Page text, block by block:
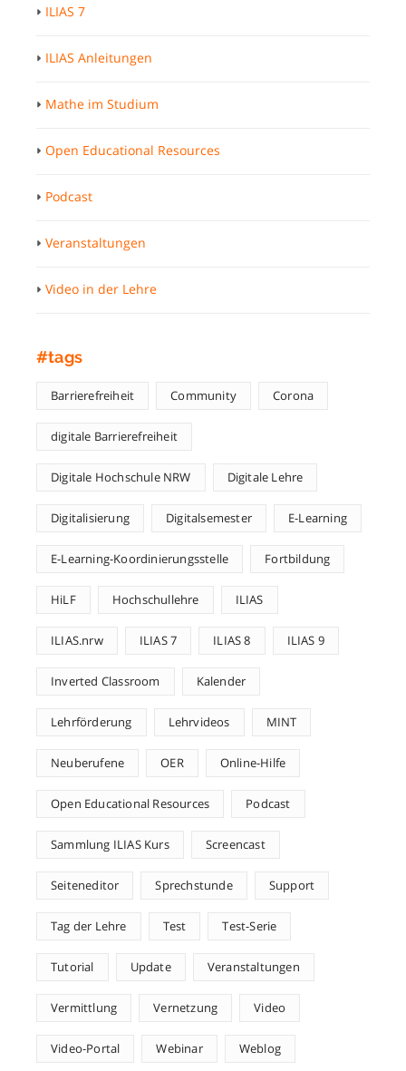
ILIAS 7
ILIAS Anleitungen
Mathe im Studium
Open Educational Resources
Podcast
Veranstaltungen
Video in der Lehre
#tags
Barrierefreiheit Community Corona
digitale Barrierefreiheit
Digitale Hochschule NRW Digitale Lehre
Digitalisierung Digitalsemester E-Learning
E-Learning-Koordinierungsstelle Fortbildung
HiLF Hochschullehre ILIAS
ILIAS.nrw ILIAS 7 ILIAS 8 ILIAS 9
Inverted Classroom Kalender
Lehrförderung Lehrvideos MINT
Neuberufene OER Online-Hilfe
Open Educational Resources Podcast
Sammlung ILIAS Kurs Screencast
Seiteneditor Sprechstunde Support
Tag der Lehre Test Test-Serie
Tutorial Update Veranstaltungen
Vermittlung Vernetzung Video
Video-Portal Webinar Weblog